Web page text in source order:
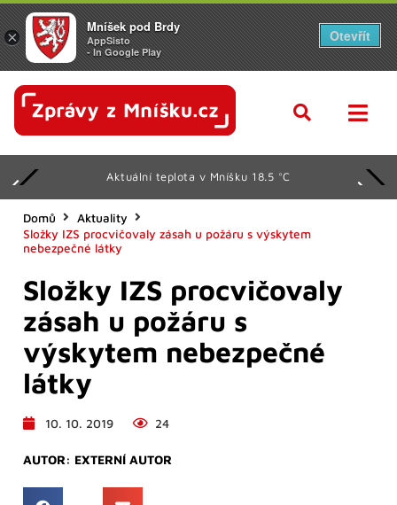
Aktuální teplota v Mníšku 18.5 °C
Domů
Aktuality
Složky IZS procvičovaly zásah u požáru s výskytem
nebezpečné látky
Složky IZS procvičovaly
zásah u požáru s
výskytem nebezpečné
látky
10. 10. 2019 24
AUTOR: EXTERNÍ AUTOR
×
Mníšek pod Brdy
AppSisto
- In Google Play
Otevřít